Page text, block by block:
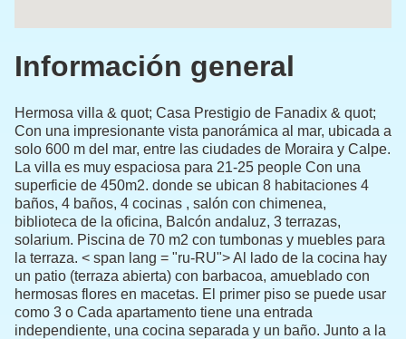
Información general
Hermosa villa & quot; Casa Prestigio de Fanadix & quot;
Con una impresionante vista panorámica al mar, ubicada a
solo 600 m del mar, entre las ciudades de Moraira y Calpe.
La villa es muy espaciosa para 21-25 people Con una
superficie de 450m2. donde se ubican 8 habitaciones 4
baños, 4 baños, 4 cocinas , salón con chimenea,
biblioteca de la oficina, Balcón andaluz, 3 terrazas,
solarium. Piscina de 70 m2 con tumbonas y muebles para
la terraza. < span lang = "ru-RU"> Al lado de la cocina hay
un patio (terraza abierta) con barbacoa, amueblado con
hermosas flores en macetas. El primer piso se puede usar
como 3 o Cada apartamento tiene una entrada
independiente, una cocina separada y un baño. Junto a la